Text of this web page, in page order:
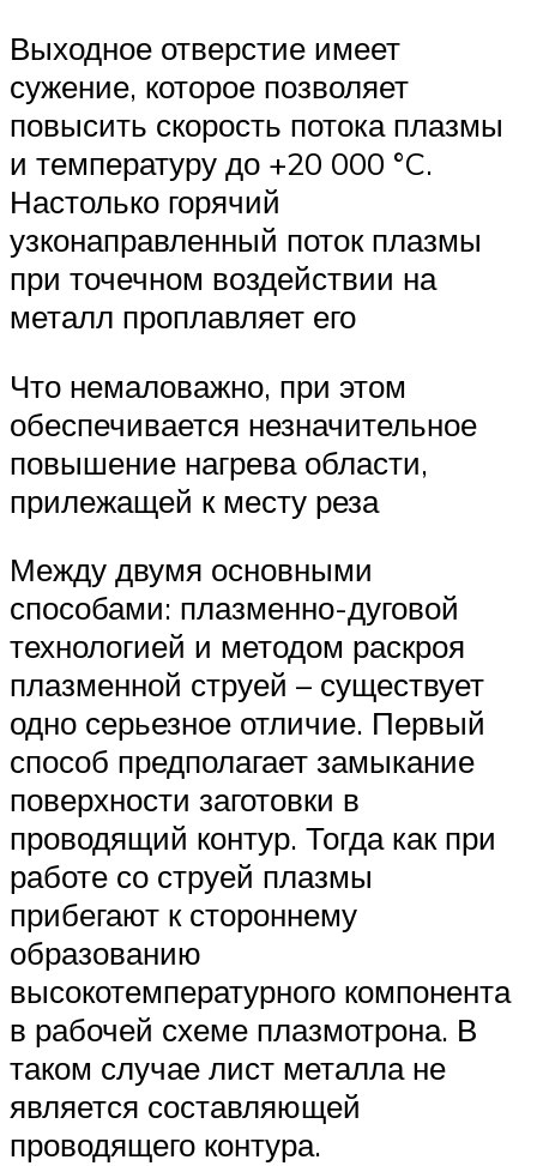
Выходное отверстие имеет
сужение, которое позволяет
повысить скорость потока плазмы
и температуру до +20 000 °C.
Настолько горячий
узконаправленный поток плазмы
при точечном воздействии на
металл проплавляет его
Что немаловажно, при этом
обеспечивается незначительное
повышение нагрева области,
прилежащей к месту реза
Между двумя основными
способами: плазменно-дуговой
технологией и методом раскроя
плазменной струей – существует
одно серьезное отличие. Первый
способ предполагает замыкание
поверхности заготовки в
проводящий контур. Тогда как при
работе со струей плазмы
прибегают к стороннему
образованию
высокотемпературного компонента
в рабочей схеме плазмотрона. В
таком случае лист металла не
является составляющей
проводящего контура.